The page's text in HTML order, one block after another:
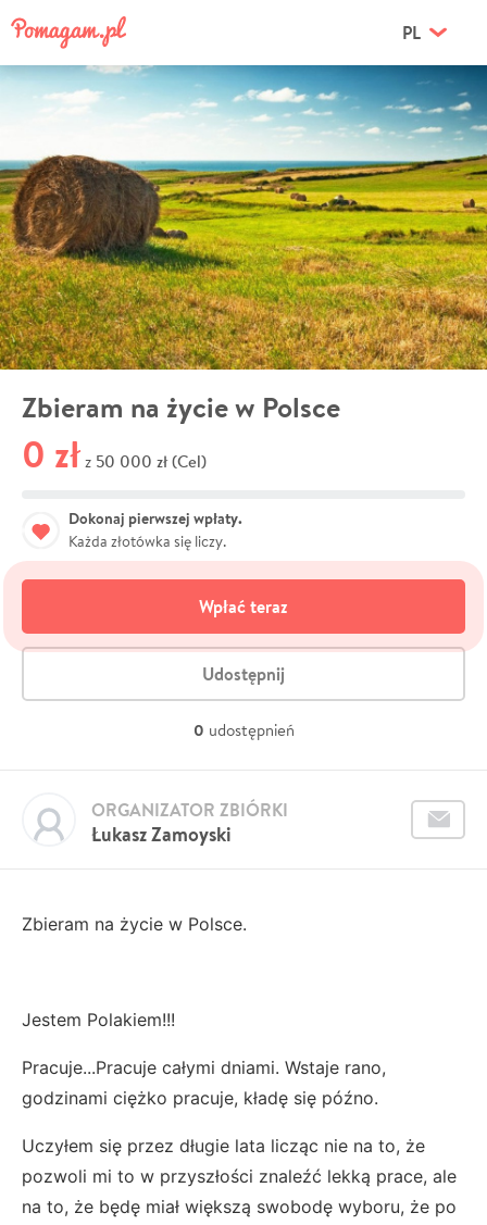
PL
Zbieram na życie w Polsce
0 zł z 50 000 zł (Cel)
Dokonaj pierwszej wpłaty.
Każda złotówka się liczy.
Wpłać teraz
Udostępnij
0 udostępnień
Łukasz Zamoyski
ORGANIZATOR ZBIÓRKI
Zbieram na życie w Polsce.
Jestem Polakiem!!!
Pracuje...Pracuje całymi dniami. Wstaje rano,
godzinami ciężko pracuje, kładę się późno.
Uczyłem się przez długie lata licząc nie na to, że
pozwoli mi to w przyszłości znaleźć lekką prace, ale
na to, że będę miał większą swobodę wyboru, że po